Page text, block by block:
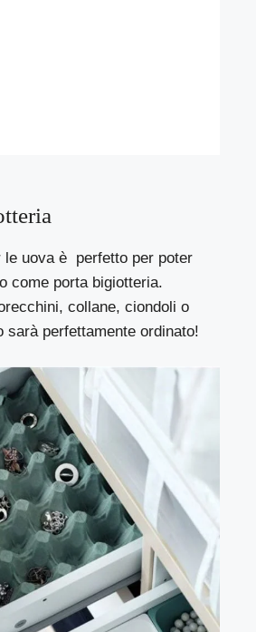
le uova è perfetto per poter
come porta bigiotteria.
collane, ciondoli o
sarà perfettamente ordinato!